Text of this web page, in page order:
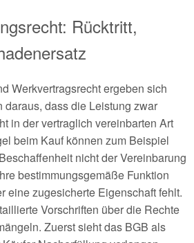
Rücktritt,
Werkvertragsrecht ergeben sich
dass die Leistung zwar
in der vertraglich vereinbarten Art
beim Kauf können zum Beispiel
nicht der Vereinbarung
bestimmungsgemäße Funktion
eine zugesicherte Eigenschaft fehlt.
Vorschriften über die Rechte
Zuerst sieht das BGB als